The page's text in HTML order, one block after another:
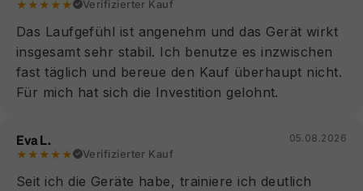
★★★★★ Verifizierter Kauf
Das Laufgefühl ist angenehm und das Gerät wirkt
insgesamt sehr stabil. Ich benutze es inzwischen
fast täglich und bereue den Kauf überhaupt nicht.
Für mich hat sich die Investition gelohnt.
Eva L.
★★★★★ Verifizierter Kauf
05.08.2026
Seit ich die Geräte habe, trainiere ich deutlich